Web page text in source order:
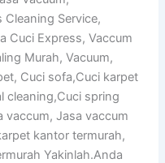
Cleaning Service,
Cuci Express, Vaccum
Murah, Vacuum,
Cuci sofa,Cuci karpet
cleaning,Cuci spring
vaccum, Jasa vaccum
kantor termurah,
Yakinlah.Anda